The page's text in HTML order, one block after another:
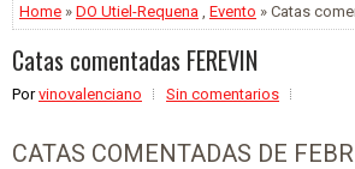
Home » DO Utiel-Requena Evento » Catas
Catas comentadas FEREVIN
Porvinovalenciano Sin comentarios
CATAS COMENTADAS DE